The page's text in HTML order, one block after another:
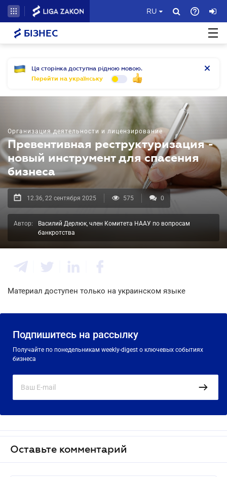
RU
БІЗНЕС
Ця сторінка доступна рідною мовою.
Перейти на українську
Организация деятельности и лицензирование
Превентивная реструктуризация -
новый инструмент для спасения
бизнеса
12.36, 22 сентября 2025 575 0
Автор:
Василий Дерлюк, член Комитета НААУ по вопросам
банкротства
Материал доступен только на украинском языке
Подпишитесь на рассылку
Получайте по понедельникам weekly-digest о ключевых событиях
бизнеса
Оставьте комментарий